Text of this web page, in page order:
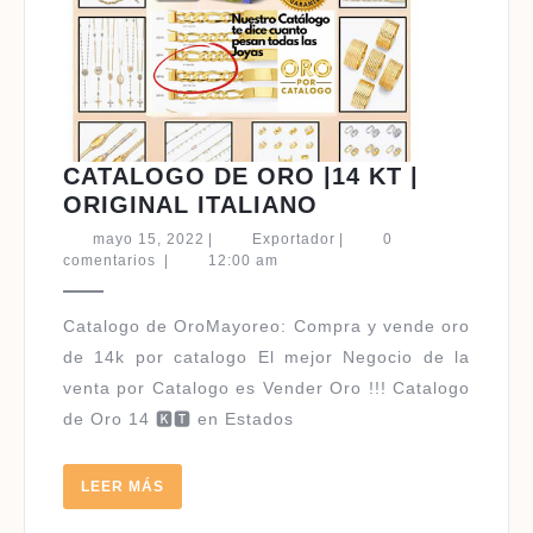
CATALOGO DE ORO |14 KT |
ORIGINAL ITALIANO
DE
KT
ORIGINAL
mayo 15, 2022 mayo
15,
ExportadorExportador
0
comentarios
12:00 am
de 14k por catalogo El mejor Negocio de la
venta por Catalogo es Vender Oro !!! Catalogo
de Oro 14 🅺🆃 en Estados
LEER MÁS
MÁS